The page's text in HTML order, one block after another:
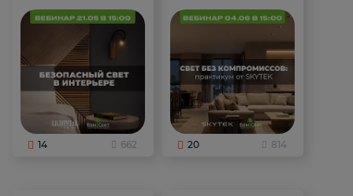
14 662 20 814